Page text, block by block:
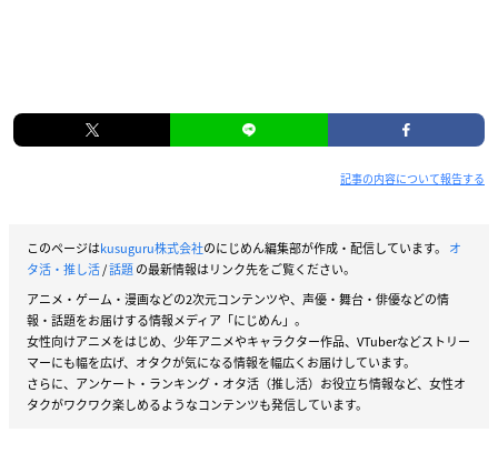
記事の内容について報告する
このページはkusuguru株式会社のにじめん編集部が作成・配信しています。 オ
タ活・推し活/話題の最新情報はリンク先をご覧ください。
アニメ・ゲーム・漫画などの2次元コンテンツや、声優・舞台・俳優などの情
報・話題をお届けする情報メディア「にじめん」。
女性向けアニメをはじめ、少年アニメやキャラクター作品、VTuberなどストリー
マーにも幅を広げ、オタクが気になる情報を幅広くお届けしています。
さらに、アンケート・ランキング・オタ活（推し活）お役立ち情報など、女性オ
タクがワクワク楽しめるようなコンテンツも発信しています。